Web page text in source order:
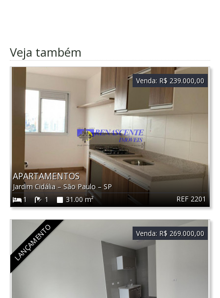
Veja também
REF 2201
APARTAMENTOS
Jardim Cidália–São Paulo – SP
1
1 31.00 m²
Venda: R$ 239.000,00
LANÇAMENTO Venda: R$ 269.000,00